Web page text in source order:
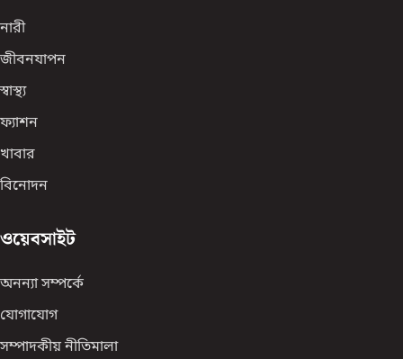
নারী
জীবনযাপন
স্বাস্থ্য
ফ্যাশন
খাবার
বিনোদন
ওয়েবসাইট
অনন্যা সম্পর্কে
যোগাযোগ
সম্পাদকীয় নীতিমালা